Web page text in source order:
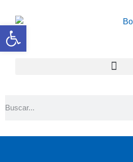
Abrir barra de herramientas